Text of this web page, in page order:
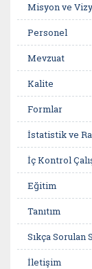
Misyon ve
Personel
Mevzuat
Kalite
Formlar
İstatistik ve
İç Kontrol
Eğitim
Tanıtım
Sıkça Sorulan
İletişim